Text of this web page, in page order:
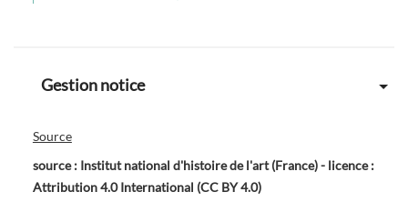
Gestion notice
Source
source : Institut national d'histoire de l'art (France) - licence :
Attribution 4.0 International (CC BY 4.0)